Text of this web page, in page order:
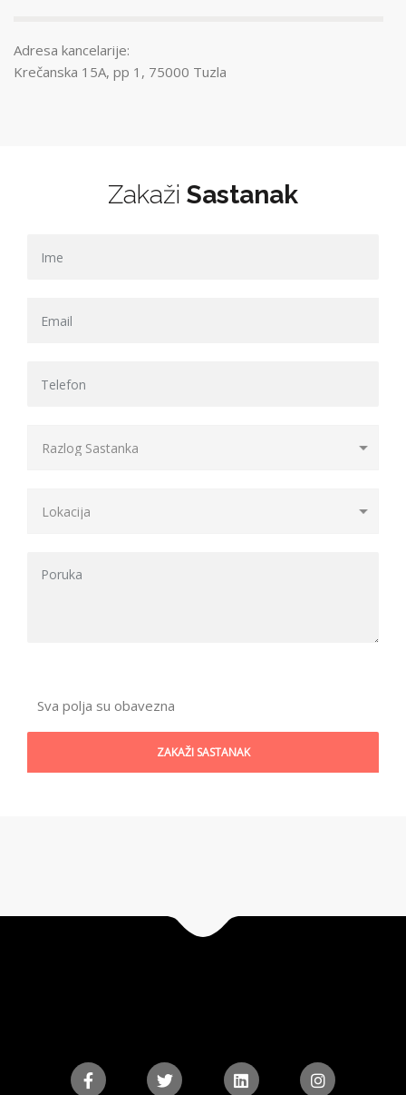
Adresa kancelarije:
Krečanska 15A, pp 1, 75000 Tuzla
Zakaži Sastanak
Sva polja su obavezna